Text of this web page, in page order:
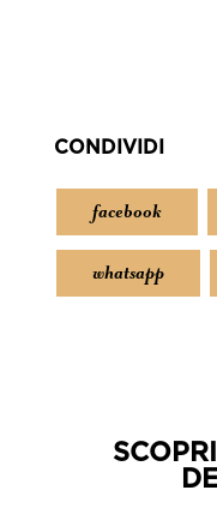
CONDIVIDI
facebook
whatsapp